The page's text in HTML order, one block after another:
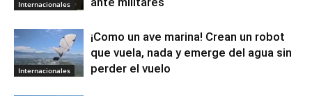
Internacionales
Internacionales
¡Como un ave marina! Crean un robot
que vuela, nada y emerge del agua sin
perder el vuelo